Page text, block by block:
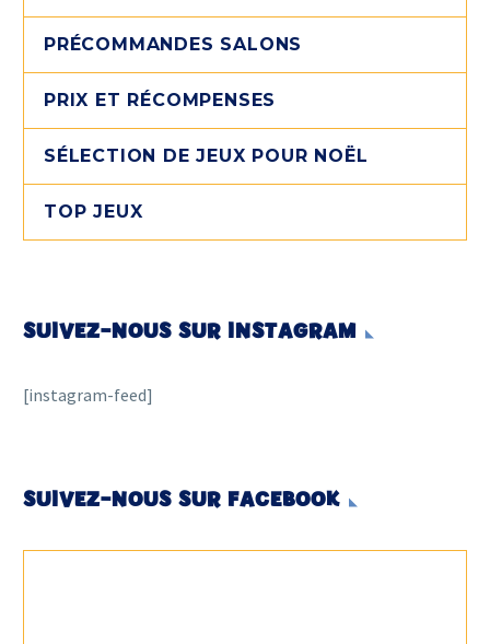
PRÉCOMMANDES SALONS
PRIX ET RÉCOMPENSES
SÉLECTION DE JEUX POUR NOËL
TOP JEUX
SUIVEZ-NOUS SUR INSTAGRAM
[instagram-feed]
SUIVEZ-NOUS SUR FACEBOOK